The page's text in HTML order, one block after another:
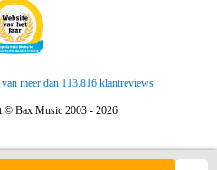
meer dan 113.816 klantreviews
© Bax Music 2003 - 2026